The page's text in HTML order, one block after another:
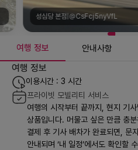
성심당 본점|@CsFcj5nyVfL
여행 정보 안내사항
여행 정보
이용시간 : 3 시간
프라이빗 모빌리티 서비스
여행의 시작부터 끝까지, 현지 기
상품입니다. 머물고 싶은 만큼 충
결제 후 기사 배차가 완료되면, 문
안내되며 ‘내 일정’에서도 확인할